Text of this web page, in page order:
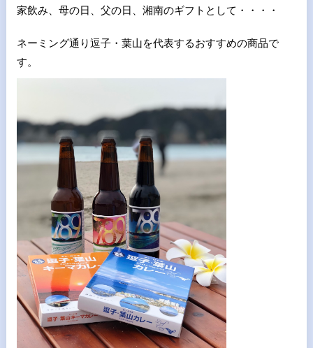
家飲み、母の日、父の日、湘南のギフトとして・・・・
ネーミング通り逗子・葉山を代表するおすすめの商品で
す。